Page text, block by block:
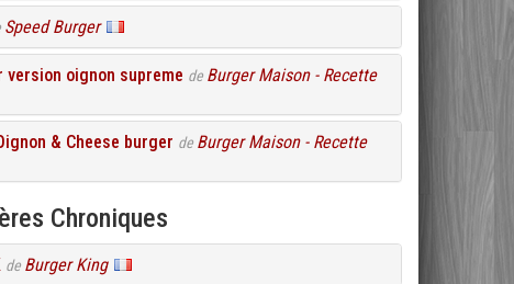
Speed Burger
version oignon supreme de Burger Maison - Recette
& Cheese burger de Burger Maison - Recette
Chroniques
de Burger King